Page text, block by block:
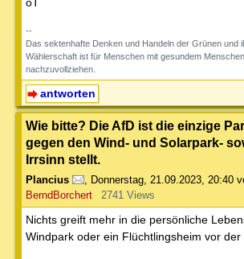
oT
--
Das sektenhafte Denken und Handeln der Grünen und
Wählerschaft ist für Menschen mit gesundem
nachzuvollziehen.
antworten
Wie bitte? Die AfD ist die einzige
gegen den Wind- und Solarpark-
Irrsinn stellt.
Plancius , Donnerstag, 21.09.2023, 20:40
BerndBorchert
2741 Views
Nichts greift mehr in die persönliche
Windpark oder ein Flüchtlingsheim vor der